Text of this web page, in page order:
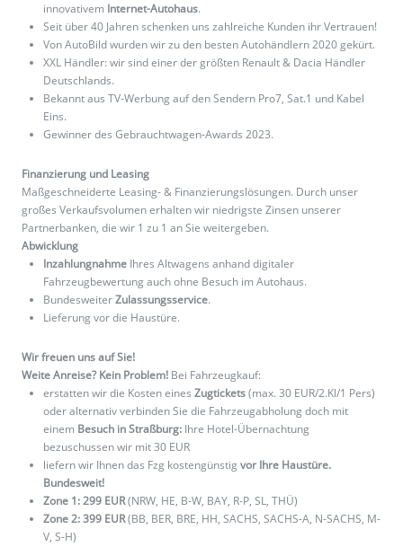
innovativem Internet-Autohaus.
Seit über 40 Jahren schenken uns zahlreiche Kunden ihr Vertrauen!
Von AutoBild wurden wir zu den besten Autohändlern 2020 gekürt.
XXL Händler: wir sind einer der größten Renault & Dacia Händler
Deutschlands.
Bekannt aus TV-Werbung auf den Sendern Pro7, Sat.1 und Kabel
Eins.
Gewinner des Gebrauchtwagen-Awards 2023.
Finanzierung und Leasing
Maßgeschneiderte Leasing- & Finanzierungslösungen. Durch unser
großes Verkaufsvolumen erhalten wir niedrigste Zinsen unserer
Partnerbanken, die wir 1 zu 1 an Sie weitergeben.
Abwicklung
Inzahlungnahme Ihres Altwagens anhand digitaler
Fahrzeugbewertung auch ohne Besuch im Autohaus.
BundesweiterZulassungsservice.
Lieferung vor die Haustüre.
Wir freuen uns auf Sie!
Weite Anreise? Kein Problem! Bei Fahrzeugkauf:
erstatten wir die Kosten eines Zugtickets(max. 30 EUR/2.Kl/1 Pers)
oder alternativ verbinden Sie die Fahrzeugabholung doch mit
einem Besuch in Straßburg: Ihre Hotel-Übernachtung
bezuschussen wir mit 30 EUR
liefern wir Ihnen das Fzg kostengünstig vor Ihre Haustüre.
Bundesweit!
Zone 1: 299 EUR(NRW, HE, B-W, BAY, R-P, SL, THÜ)
Zone 2: 399 EUR(BB, BER, BRE, HH, SACHS, SACHS-A, N-SACHS, M-
V, S-H)